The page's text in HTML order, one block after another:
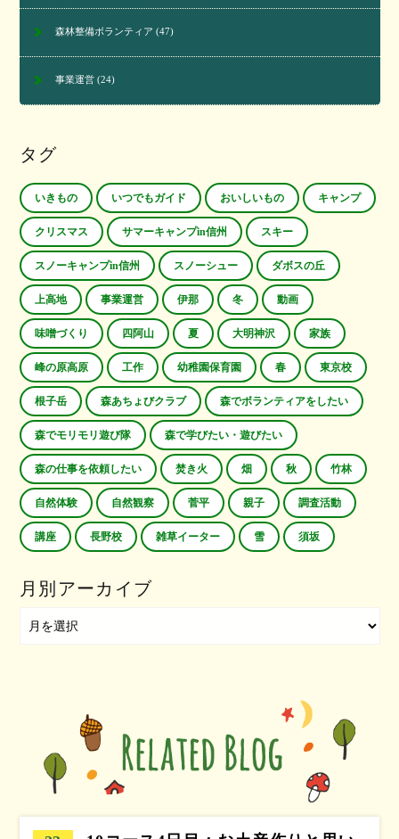
森林整備ボランティア (47)
事業運営(24)
タグ
いきもの いつでもガイド おいしいもの キャンプ
クリスマス サマーキャンプin信州 スキー
スノーキャンプin信州 スノーシュー ダボスの丘
上高地 事業運営 伊那 冬 動画
味噌づくり 四阿山 夏 大明神沢 家族
峰の原高原 工作 幼稚園保育園 春 東京校
根子岳 森あちょびクラブ 森でボランティアをしたい
森でモリモリ遊び隊 森で学びたい・遊びたい
森の仕事を依頼したい 焚き火 畑 秋 竹林
自然体験 自然観察 菅平 親子 調査活動
講座 長野校 雑草イーター 雪 須坂
月別アーカイブ